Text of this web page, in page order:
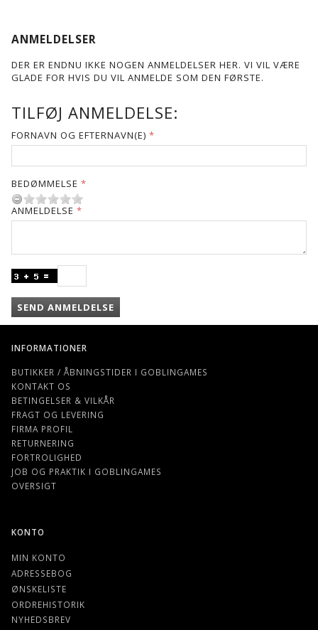
ANMELDELSER
DER ER ENDNU IKKE NOGEN ANMELDELSER HER. VI VIL VÆRE
GLADE FOR HVIS DU VIL ANMELDE SOM DEN FØRSTE.
TILFØJ ANMELDELSE:
FORNAVN OG EFTERNAVN(E)
BEDØMMELSE
ANMELDELSE
SEND ANMELDELSE
INFORMATIONER
BUTIKKER / ÅBNINGSTIDER I GOBLINGAMES
KONTAKT OS
BETINGELSER & VILKÅR
FRAGT OG LEVERING
FIRMA PROFIL
RETURNERING
FORTROLIGHED
JOB OG PRAKTIK I GOBLINGAMES
OVERSIGT
KONTO
MIN KONTO
ADRESSEBOG
ØNSKELISTE
ORDREHISTORIK
NYHEDSBREV